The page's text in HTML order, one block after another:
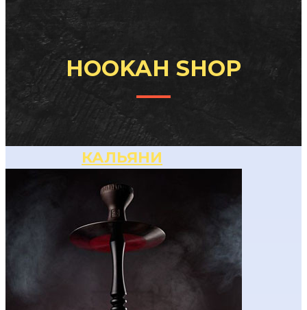
HOOKAH SHOP